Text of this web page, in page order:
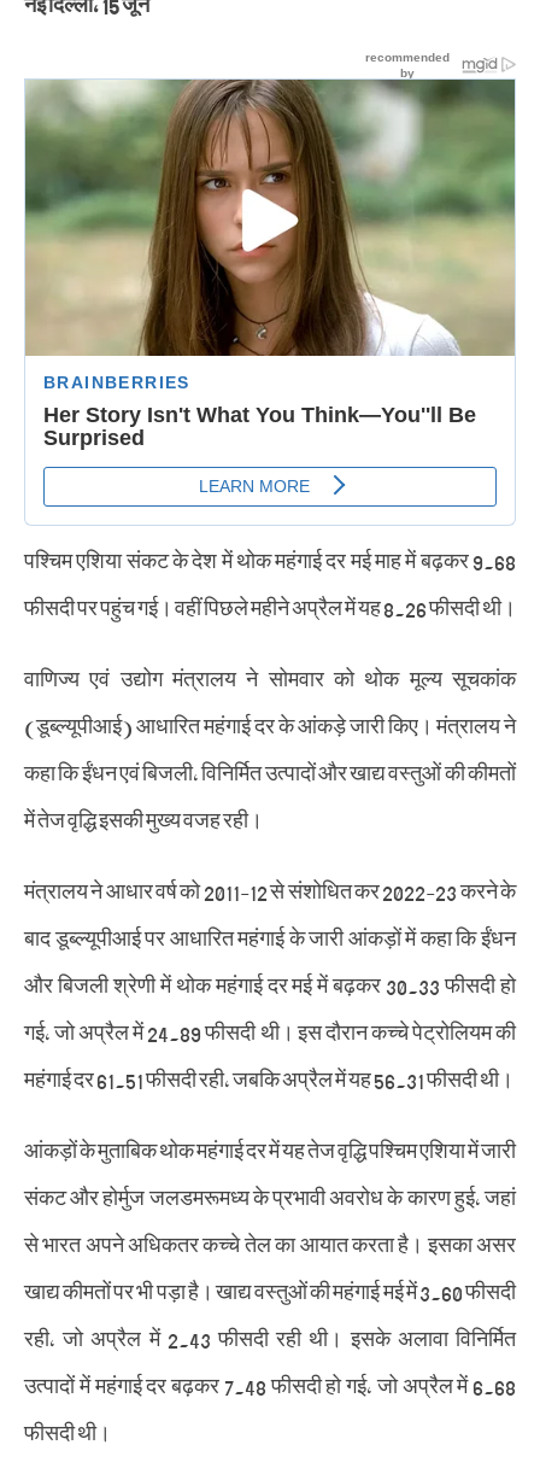
पश्चिम एशिया संकट के देश में थोक महंगाई दर मई माह में बढ़कर 9.68
फीसदी पर पहुंच गई। वहीं पिछले महीने अप्रैल में यह 8.26 फीसदी थी।
वाणिज्य एवं उद्योग मंत्रालय ने सोमवार को थोक मूल्य सूचकांक
(डूब्ल्यूपीआई) आधारित महंगाई दर के आंकड़े जारी किए। मंत्रालय ने
कहा कि ईंधन एवं बिजली, विनिर्मित उत्पादों और खाद्य वस्तुओं की कीमतों
में तेज वृद्धि इसकी मुख्य वजह रही।
मंत्रालय ने आधार वर्ष को 2011-12 से संशोधित कर 2022-23 करने के
बाद डूब्ल्यूपीआई पर आधारित महंगाई के जारी आंकड़ों में कहा कि ईंधन
और बिजली श्रेणी में थोक महंगाई दर मई में बढ़कर 30.33 फीसदी हो
गई, जो अप्रैल में 24.89 फीसदी थी। इस दौरान कच्चे पेट्रोलियम की
महंगाई दर 61.51 फीसदी रही, जबकि अप्रैल में यह 56.31 फीसदी थी।
आंकड़ों के मुताबिक थोक महंगाई दर में यह तेज वृद्धि पश्चिम एशिया में जारी
संकट और होर्मुज जलडमरूमध्य के प्रभावी अवरोध के कारण हुई, जहां
से भारत अपने अधिकतर कच्चे तेल का आयात करता है। इसका असर
खाद्य कीमतों पर भी पड़ा है। खाद्य वस्तुओं की महंगाई मई में 3.60 फीसदी
रही, जो अप्रैल में 2.43 फीसदी रही थी। इसके अलावा विनिर्मित
उत्पादों में महंगाई दर बढ़कर 7.48 फीसदी हो गई, जो अप्रैल में 6.68
फीसदी थी।